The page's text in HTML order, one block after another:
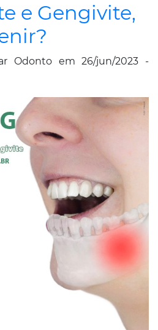
e Gengivite,
Odonto em 26/jun/2023 -